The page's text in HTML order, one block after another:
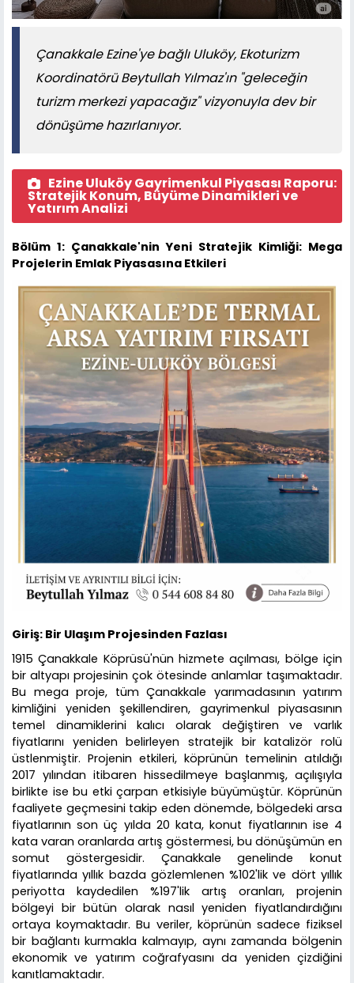
Çanakkale Ezine'ye bağlı Uluköy, Ekoturizm
Koordinatörü Beytullah Yılmaz'ın "geleceğin
turizm merkezi yapacağız" vizyonuyla dev bir
dönüşüme hazırlanıyor.
Ezine Uluköy Gayrimenkul Piyasası Raporu:
Stratejik Konum, Büyüme Dinamikleri ve
Yatırım Analizi
Bölüm 1: Çanakkale'nin Yeni Stratejik Kimliği: Mega
Projelerin Emlak Piyasasına Etkileri
Giriş: Bir Ulaşım Projesinden Fazlası
1915 Çanakkale Köprüsü'nün hizmete açılması, bölge için
bir altyapı projesinin çok ötesinde anlamlar taşımaktadır.
Bu mega proje, tüm Çanakkale yarımadasının yatırım
kimliğini yeniden şekillendiren, gayrimenkul piyasasının
temel dinamiklerini kalıcı olarak değiştiren ve varlık
fiyatlarını yeniden belirleyen stratejik bir katalizör rolü
üstlenmiştir. Projenin etkileri, köprünün temelinin atıldığı
2017 yılından itibaren hissedilmeye başlanmış, açılışıyla
birlikte ise bu etki çarpan etkisiyle büyümüştür. Köprünün
faaliyete geçmesini takip eden dönemde, bölgedeki arsa
fiyatlarının son üç yılda 20 kata, konut fiyatlarının ise 4
kata varan oranlarda artış göstermesi, bu dönüşümün en
somut göstergesidir. Çanakkale genelinde konut
fiyatlarında yıllık bazda gözlemlenen %102'lik ve dört yıllık
periyotta kaydedilen %197'lik artış oranları, projenin
bölgeyi bir bütün olarak nasıl yeniden fiyatlandırdığını
ortaya koymaktadır. Bu veriler, köprünün sadece fiziksel
bir bağlantı kurmakla kalmayıp, aynı zamanda bölgenin
ekonomik ve yatırım coğrafyasını da yeniden çizdiğini
kanıtlamaktadır.